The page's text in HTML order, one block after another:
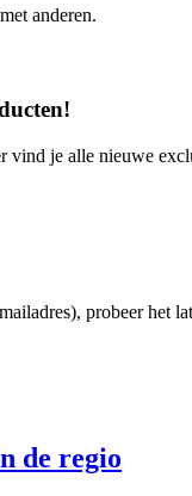
anderen.
je alle nieuwe
probeer het
de regio